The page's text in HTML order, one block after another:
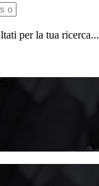
per la tua ricerca...